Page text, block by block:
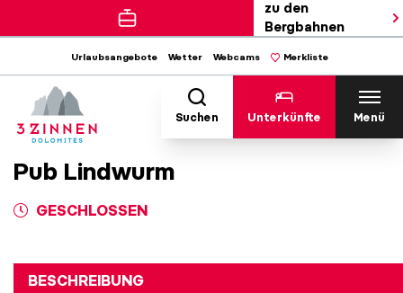
zu den
Bergbahnen
Urlaubsangebote Wetter Webcams Merkliste
Suchen Unterkünfte Menü
Pub Lindwurm
GESCHLOSSEN
BESCHREIBUNG